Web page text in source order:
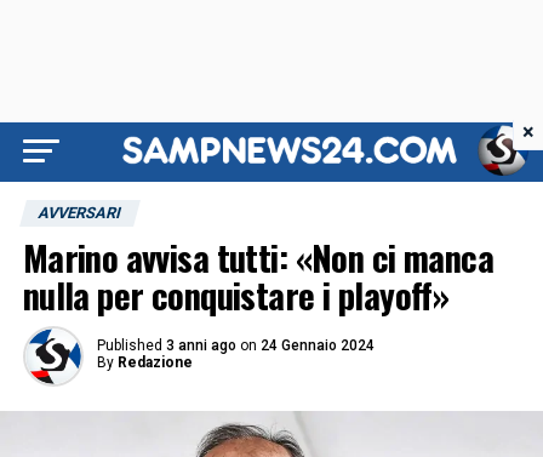
AVVERSARI
Marino avvisa tutti: «Non ci manca
nulla per conquistare i playoff»
Published 3 anni ago on 24 Gennaio 2024
By Redazione
×